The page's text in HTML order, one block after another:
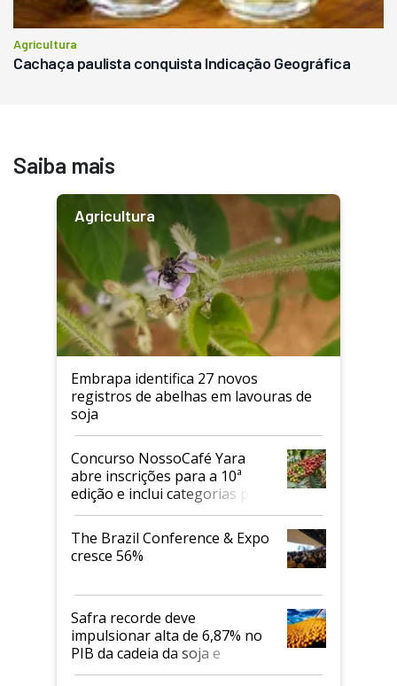
Agricultura
Cachaça paulista conquista Indicação Geográfica
Saiba mais
Agricultura
Embrapa identifica 27 novos
registros de abelhas em lavouras de
soja
Concurso NossoCafé Yara
abre inscrições para a 10ª
edição e inclui categorias para
cafés Canephora
The Brazil Conference & Expo
cresce 56%
Safra recorde deve
impulsionar alta de 6,87% no
PIB da cadeia da soja e
biodiesel em 2026